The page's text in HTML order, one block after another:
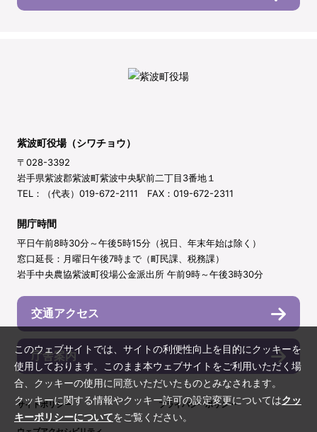
紫波町役場（シワチョウ）
〒028-3392
岩手県紫波郡紫波町紫波中央駅前二丁目3番地１
TEL：（代表）019-672-2111 FAX：019-672-2311
開庁時間
平日午前8時30分～午後5時15分（祝日、年末年始は除く）
窓口延長：月曜日午後7時まで（町民課、税務課）
岩手中央農協紫波町役場公金派出所 午前9時～午後3時30分
交通アクセス
庁舎案内
サイトポリシー プライバシーポリシー
このウェブサイトでは、サイトの利便性向上を目的にクッキーを
使用しております。このまま本ウェブサイトをご利用いただく場
合、クッキーの使用に同意いただいたものとみなされます。
クッキーに関する情報やクッキー許可の設定変更についてはクッ
キーポリシーについてをご覧ください。